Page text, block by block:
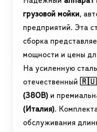
грузовой мойки,
предприятий. Эта
сборка
мощности и цены
На усиленную
отечественный 🇷🇺
(380В)и
(Италия).
обслуживания